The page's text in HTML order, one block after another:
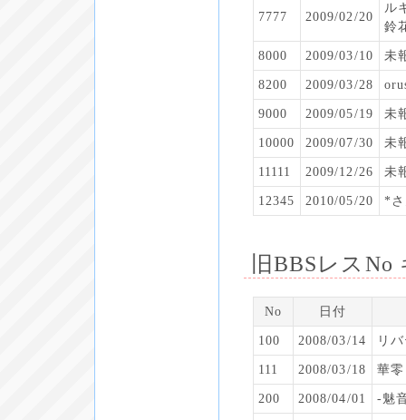
7777 2009/02/20
ル
鈴
8000 2009/03/10 未
8200 2009/03/28
9000 2009/05/19 未
10000 2009/07/30 未
11111 2009/12/26 未
12345 2010/05/20 *
旧BBSレスNo
No 日付
100 2008/03/14 リ
111 2008/03/18 華零
200 2008/04/01 -魅